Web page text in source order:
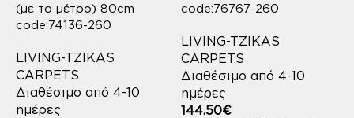
(με το μέτρο) 80cm
code:74136-260
LIVING-TZIKAS
CARPETS
Διαθέσιμο από 4-10
ημέρες
code:76767-260
LIVING-TZIKAS
CARPETS
Διαθέσιμο από 4-10
ημέρες
144.50€